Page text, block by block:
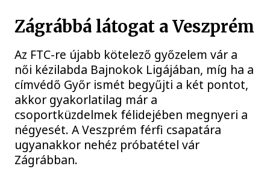
Zágrábbá látogat a Veszprém
Az FTC-re újabb kötelező győzelem vár a
női kézilabda Bajnokok Ligájában, míg ha a
címvédő Győr ismét begyűjti a két pontot,
akkor gyakorlatilag már a
csoportküzdelmek félidejében megnyeri a
négyesét. A Veszprém férfi csapatára
ugyanakkor nehéz próbatétel vár
Zágrábban.